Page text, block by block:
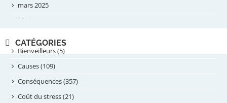
mars 2025
février 2025
septembre 2024
août 2024
juillet 2024
juin 2024
CATÉGORIES
Bienveilleurs (5)
Causes (109)
Conséquences (357)
Coût du stress (21)